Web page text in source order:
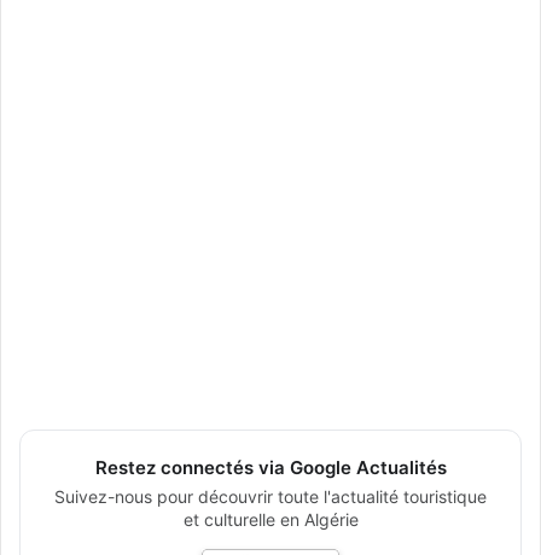
Restez connectés via Google Actualités
Suivez-nous pour découvrir toute l'actualité touristique
et culturelle en Algérie